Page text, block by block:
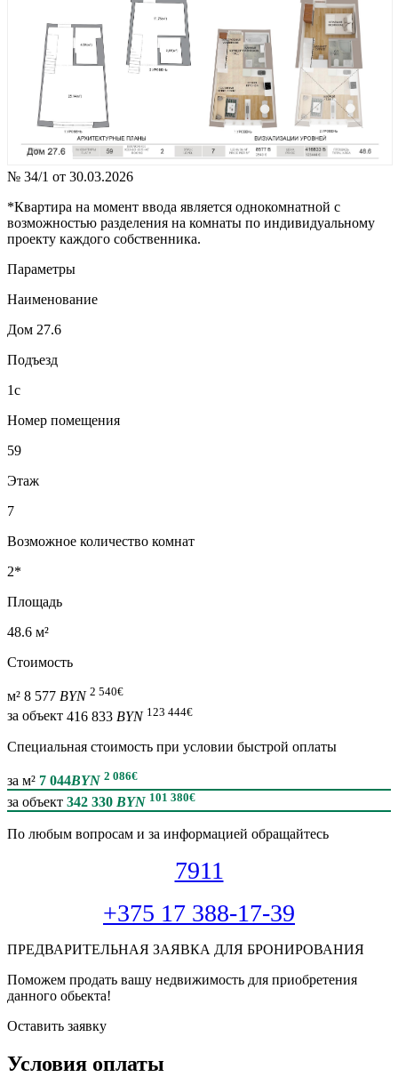
№ 34/1 от 30.03.2026
*Квартира на момент ввода является однокомнатной с
возможностью разделения на комнаты по индивидуальному
проекту каждого собственника.
Параметры
Наименование
Дом 27.6
Подъезд
1с
Номер помещения
59
Этаж
7
Возможное количество комнат
2*
Площадь
48.6 м²
Стоимость
м² 8 577 BYN 2 540€
за объект 416 833 BYN 123 444€
Специальная cтоимость при условии быстрой оплаты
за м² 7 044BYN 2 086€
за объект 342 330 BYN 101 380€
По любым вопросам и за информацией обращайтесь
7911
+375 17 388-17-39
ПРЕДВАРИТЕЛЬНАЯ ЗАЯВКА ДЛЯ БРОНИРОВАНИЯ
Поможем продать вашу недвижимость для приобретения
данного обьекта!
Оставить заявку
Условия оплаты